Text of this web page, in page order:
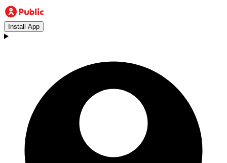
Install App